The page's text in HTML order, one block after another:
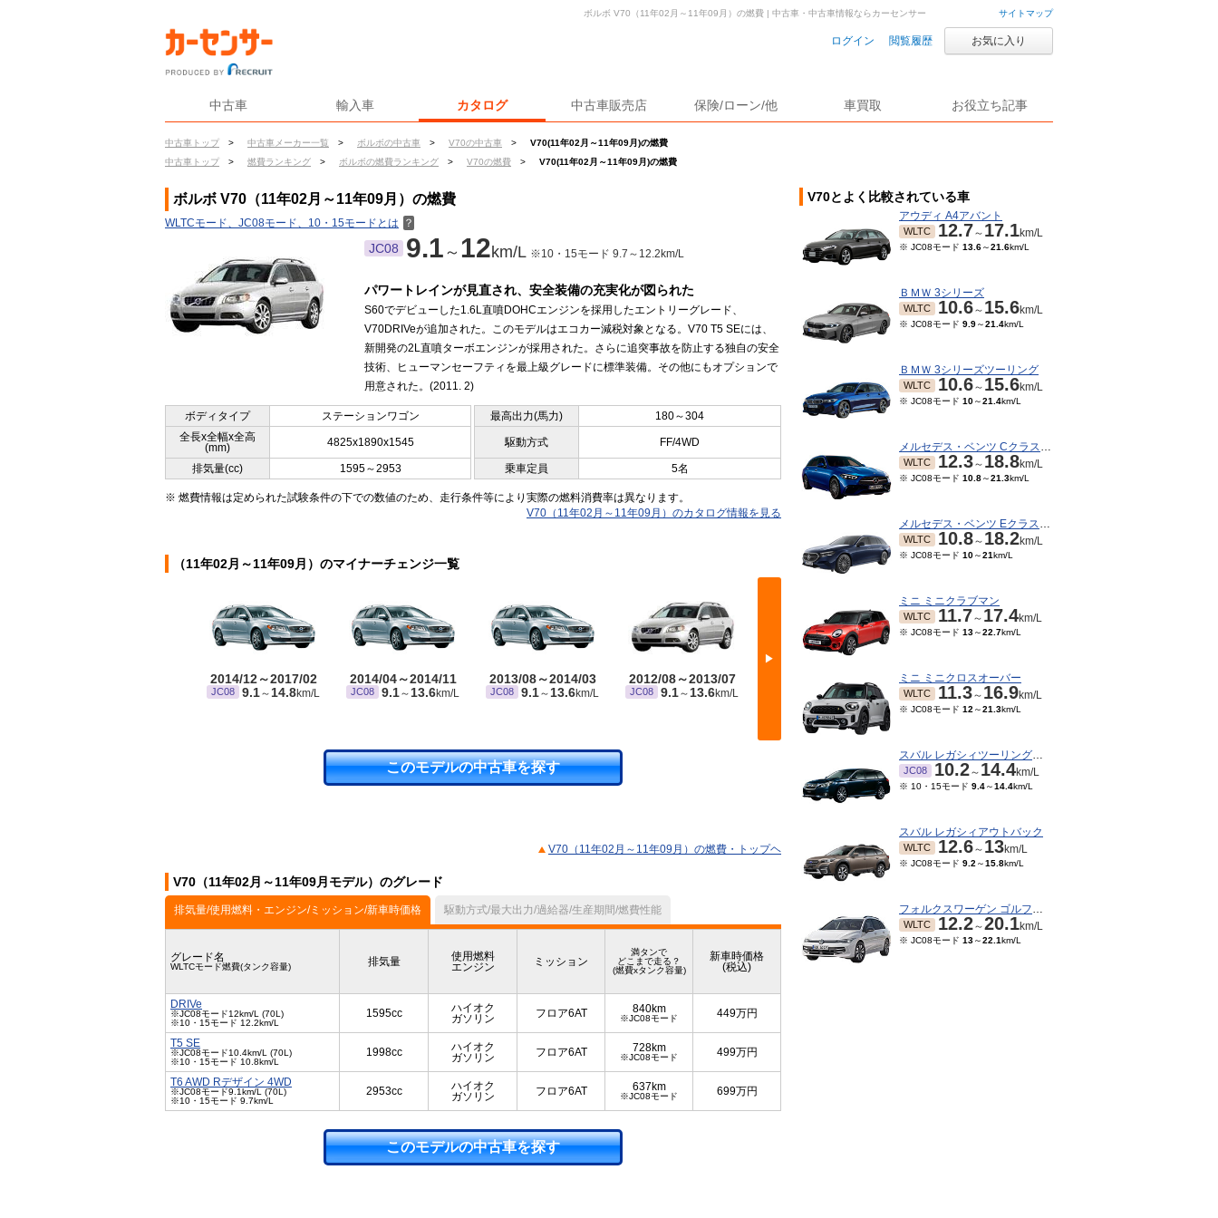
サイトマップ
ログイン 閲覧履歴 お気に入り
中古車 輸入車 カタログ 中古車販売店 保険/ローン/他 車買取 お役立ち記事
中古車トップ > 中古車メーカー一覧 > ボルボの中古車 > V70の中古車 >
V70(11年02月～11年09月)の燃費
中古車トップ
> 燃費ランキング > ボルボの燃費ランキング > V70の燃費 > V70(11年02月～11年09月)の燃費
ボルボ V70（11年02月～11年09月）の燃費 | 中古車・中古車情報ならカーセンサー
ボルボ V70（11年02月～11年09月）の燃費
WLTCモード、JC08モード、10・15モードとは ？
JC08 9.1 ～ 12km/L ※10・15モード 9.7～12.2km/L
パワートレインが見直され、安全装備の充実化が図られた
S60でデビューした1.6L直噴DOHCエンジンを採用したエントリーグレード、
V70DRIVeが追加された。このモデルはエコカー減税対象となる。V70 T5 SEには、
新開発の2L直噴ターボエンジンが採用された。さらに追突事故を防止する独自の安全
技術、ヒューマンセーフティを最上級グレードに標準装備。その他にもオプションで
用意された。(2011. 2)
ボディタイプ ステーションワゴン 最高出力(馬力)
180～304
全長x全幅x全高
(mm)
4825x1890x1545 駆動方式 FF/4WD
排気量(cc) 1595～2953 乗車定員 5名
※ 燃費情報は定められた試験条件の下での数値のため、走行条件等により実際の燃料消費率は異なります。
V70（11年02月～11年09月）のカタログ情報を見る
（11年02月～11年09月）のマイナーチェンジ一覧
▶
2014/12～2017/02
JC08 9.1～14.8km/L
2014/04～2014/11
JC08 9.1～13.6km/L
2013/08～2014/03
JC08 9.1～13.6km/L
2012/08～2013/07
JC08 9.1～13.6km/L
2011/10～2012/07
9.1～13.6km/L
※ 10・15モード9.7～
13.2km/L
2010/07～2011/01
JC08 9.1km/L
※ 10・15モード 9.5～ 9.7km/L
このモデルの中古車を探す
V70（11年02月～11年09月）の燃費・トップヘ
V70（11年02月～11年09月モデル）のグレード
排気量/使用燃料・エンジン/ミッション/新車時価格 駆動方式/最大出力/過給器/生産期間/燃費性能
グレード名
WLTCモード燃費(タンク容量) 排気量
使用燃料
エンジン
ミッション
満タンで
どこまで走る？
(燃費xタンク容量)
新車時価格
(税込)
DRIVe
※JC08モード12km/L (70L)
※10・15モード 12.2km/L
1595cc
ハイオク
ガソリン
フロア6AT 840km
※JC08モード 449万円
T5 SE
※JC08モード10.4km/L (70L)
※10・15モード 10.8km/L
1998cc
ハイオク
ガソリン
フロア6AT 728km
※JC08モード 499万円
T6 AWD Rデザイン 4WD
※JC08モード9.1km/L (70L)
※10・15モード 9.7km/L
2953cc
ハイオク
ガソリン
フロア6AT 637km
※JC08モード 699万円
このモデルの中古車を探す
V70とよく比較されている車
アウディ A4アバント
WLTC 12.7～ 17.1km/L
※ JC08モード 13.6～21.6km/L
ＢＭＷ 3シリーズ
WLTC 10.6～ 15.6km/L
※ JC08モード 9.9～21.4km/L
ＢＭＷ 3シリーズツーリング
WLTC 10.6～ 15.6km/L
※ JC08モード 10～21.4km/L
メルセデス・ベンツ Cクラスワゴン
WLTC 12.3～ 18.8km/L
※ JC08モード 10.8～21.3km/L
メルセデス・ベンツ Eクラスワゴン
WLTC 10.8～ 18.2km/L
※ JC08モード 10～21km/L
ミニ ミニクラブマン
WLTC 11.7～ 17.4km/L
※ JC08モード 13～22.7km/L
ミニ ミニクロスオーバー
WLTC 11.3～ 16.9km/L
※ JC08モード 12 ～21.3km/L
スバル レガシィツーリングワゴン
JC08 10.2～ 14.4km/L
※ 10・15モード 9.4～14.4km/L
スバル レガシィアウトバック
WLTC 12.6～ 13km/L
※ JC08モード 9.2 ～15.8km/L
フォルクスワーゲン ゴルフヴァリアント
WLTC 12.2～20.1km/L
※ JC08モード 13～22.1km/L